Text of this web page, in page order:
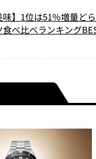
味】1位は51％増量ど
べ比べランキング